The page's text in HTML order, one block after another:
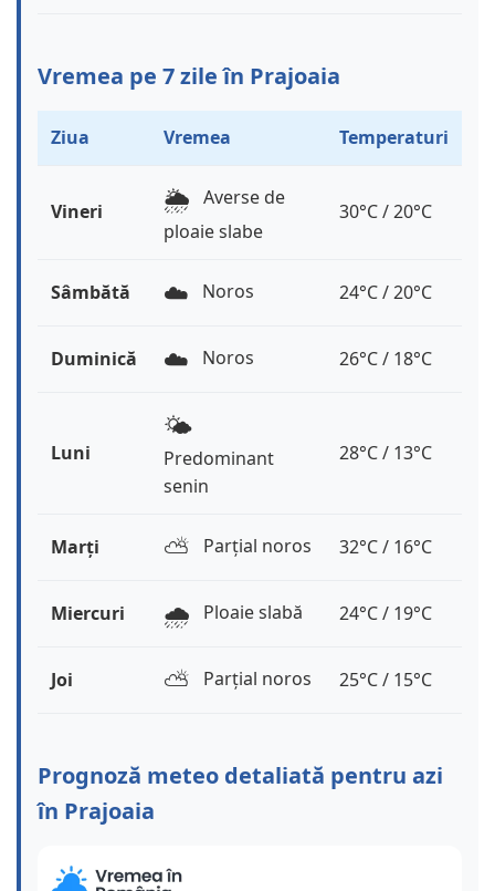
Vremea pe 7 zile în Prajoaia
Ziua Vremea Temperaturi
Vineri 🌦️ Averse de
ploaie slabe
30°C / 20°C
Sâmbătă ☁️ Noros 24°C / 20°C
Duminică ☁️ Noros 26°C / 18°C
Luni
🌤️
Predominant
senin
28°C / 13°C
Marți ⛅️ Parțial noros 32°C / 16°C
Miercuri 🌧️ Ploaie slabă 24°C / 19°C
Joi ⛅️ Parțial noros 25°C / 15°C
Prognoză meteo detaliată pentru azi
în Prajoaia